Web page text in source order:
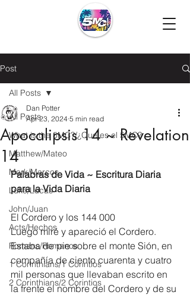
Post
All Posts
What is the 5MC?/¿Que es el 5MC?
Matthew/Mateo
Mark/Marcos
Luke/Lucas
John/Juan
Acts/Hechos
Romans/Romanos
1 Corinthians/1 Corintios
2 Corinthians/2 Corintios
All Posts
Apocalipsis 14 ~ Revelation
14
Dan Potter
Apr 23, 2024 5 min read
Palabras de Vida ~ Escritura Diaria
para la Vida Diaria
El Cordero y los 144 000
Luego miré y apareció el Cordero.
Estaba de pie sobre el monte Sión, en
compañía de ciento cuarenta y cuatro
mil personas que llevaban escrito en
la frente el nombre del Cordero y de su